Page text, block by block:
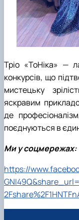
Тріо «ТоНіка» —
конкурсів, що
мистецьку
яскравим
де
поєднуються в
Ми у соцмережах:
https://